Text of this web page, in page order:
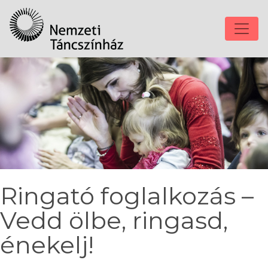
Ringató foglalkozás –
Vedd ölbe, ringasd,
énekelj!